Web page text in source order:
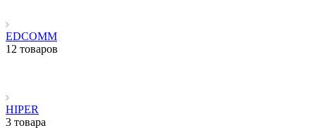
EDCOMM
12 товаров
HIPER
3 товара